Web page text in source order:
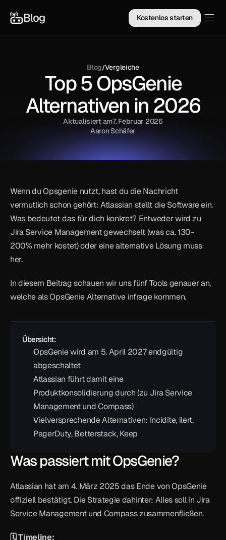
Blog Kostenlos starten
Blog/Vergleiche
Top 5 OpsGenie
Alternativen in 2026
Aktualisiert am7. Februar 2026
Aaron Schäfer
Wenn du Opsgenie nutzt, hast du die Nachricht
vermutlich schon gehört: Atlassian stellt die Software ein.
Was bedeutet das für dich konkret? Entweder wird zu
Jira Service Management gewechselt (was ca. 130-
200% mehr kostet) oder eine alternative Lösung muss
her.
In diesem Beitrag schauen wir uns fünf Tools genauer an,
welche als OpsGenie Alternative infrage kommen.
Übersicht:
OpsGenie wird am 5. April 2027 endgültig
abgeschaltet
Atlassian führt damit eine
Produktkonsolidierung durch (zu Jira Service
Management und Compass)
Vielversprechende Alternativen: Incidite, ilert,
PagerDuty, Betterstack, Keep
Was passiert mit OpsGenie?
Atlassian hat am 4. März 2025 das Ende von OpsGenie
offiziell bestätigt. Die Strategie dahinter: Alles soll in Jira
Service Management und Compass zusammenfließen.
🗓️ Timeline: